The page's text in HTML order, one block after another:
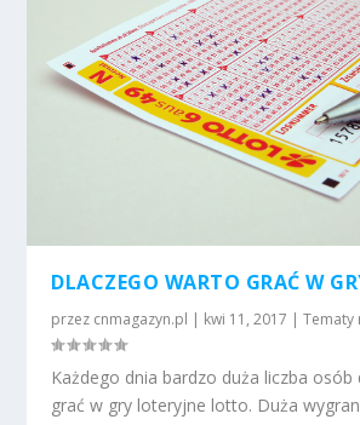
DLACZEGO WARTO GRAĆ W
przez cnmagazyn.pl | kwi 11, 2017 |Tematy
Każdego dnia bardzo duża liczba osób
grać w gry loteryjne lotto. Duża